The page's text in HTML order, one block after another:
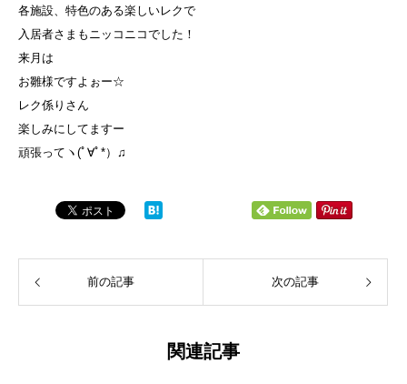
各施設、特色のある楽しいレクで
入居者さまもニッコニコでした！
来月は
お雛様ですよぉー☆
レク係りさん
楽しみにしてますー
頑張ってヽ(ﾟ∀ﾟ*）♫
前の記事 次の記事
関連記事